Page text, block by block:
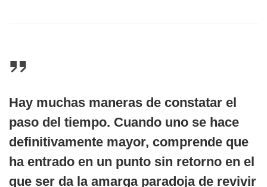
Hay muchas maneras de constatar el
paso del tiempo. Cuando uno se hace
definitivamente mayor, comprende que
ha entrado en un punto sin retorno en el
que ser da la amarga paradoja de revivir